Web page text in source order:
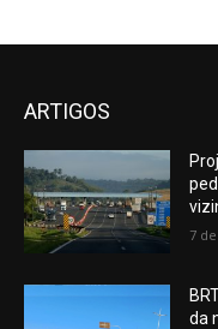
ARTIGOS
7
da